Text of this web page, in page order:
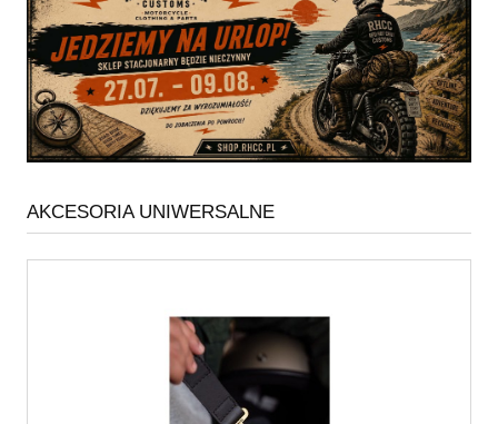
AKCESORIA UNIWERSALNE